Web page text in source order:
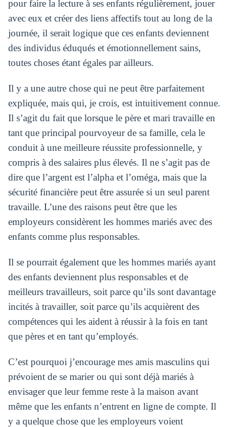
pour faire la lecture à ses enfants régulièrement, jouer
avec eux et créer des liens affectifs tout au long de la
journée, il serait logique que ces enfants deviennent
des individus éduqués et émotionnellement sains,
toutes choses étant égales par ailleurs.
Il y a une autre chose qui ne peut être parfaitement
expliquée, mais qui, je crois, est intuitivement connue.
Il s’agit du fait que lorsque le père et mari travaille en
tant que principal pourvoyeur de sa famille, cela le
conduit à une meilleure réussite professionnelle, y
compris à des salaires plus élevés. Il ne s’agit pas de
dire que l’argent est l’alpha et l’oméga, mais que la
sécurité financière peut être assurée si un seul parent
travaille. L’une des raisons peut être que les
employeurs considèrent les hommes mariés avec des
enfants comme plus responsables.
Il se pourrait également que les hommes mariés ayant
des enfants deviennent plus responsables et de
meilleurs travailleurs, soit parce qu’ils sont davantage
incités à travailler, soit parce qu’ils acquièrent des
compétences qui les aident à réussir à la fois en tant
que pères et en tant qu’employés.
C’est pourquoi j’encourage mes amis masculins qui
prévoient de se marier ou qui sont déjà mariés à
envisager que leur femme reste à la maison avant
même que les enfants n’entrent en ligne de compte. Il
y a quelque chose que les employeurs voient